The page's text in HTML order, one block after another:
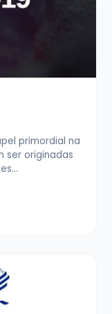
primordial na
ser originadas